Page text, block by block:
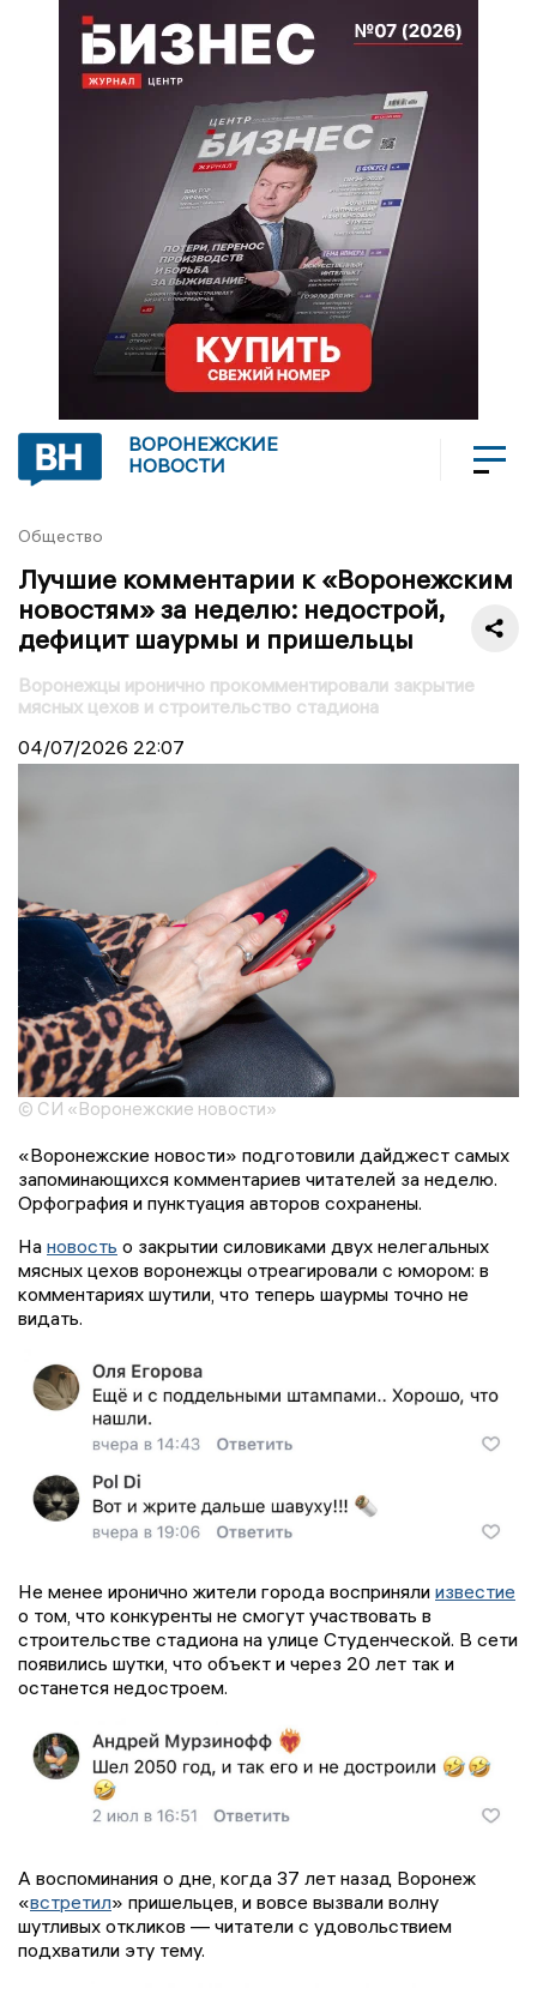
ВОРОНЕЖСКИЕ
НОВОСТИ
Общество
Лучшие комментарии к «Воронежским
новостям» за неделю: недострой,
дефицит шаурмы и пришельцы
Воронежцы иронично прокомментировали закрытие
мясных цехов и строительство стадиона
04/07/2026 22:07
© СИ «Воронежские новости»
«Воронежские новости» подготовили дайджест самых
запоминающихся комментариев читателей за неделю.
Орфография и пунктуация авторов сохранены.
На новость о закрытии силовиками двух нелегальных
мясных цехов воронежцы отреагировали с юмором: в
комментариях шутили, что теперь шаурмы точно не
видать.
Не менее иронично жители города восприняли известие
о том, что конкуренты не смогут участвовать в
строительстве стадиона на улице Студенческой. В сети
появились шутки, что объект и через 20 лет так и
останется недостроем.
А воспоминания о дне, когда 37 лет назад Воронеж
«встретил» пришельцев, и вовсе вызвали волну
шутливых откликов — читатели с удовольствием
подхватили эту тему.